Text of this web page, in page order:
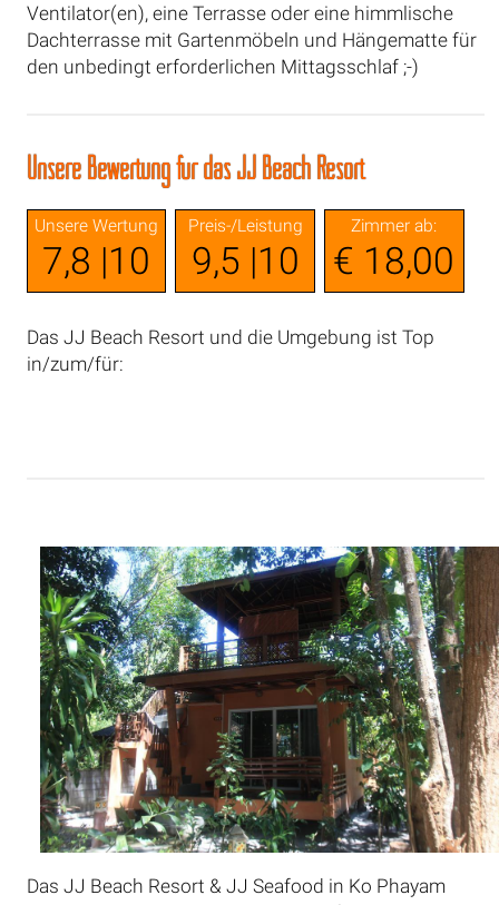
Ventilator(en), eine Terrasse oder eine himmlische
Dachterrasse mit Gartenmöbeln und Hängematte für
den unbedingt erforderlichen Mittagsschlaf ;-)
Unsere Bewertung für das JJ Beach Resort
Unsere Wertung
7,8 |10
Preis-/Leistung
9,5 |10
Zimmer ab:
€ 18,00
Das JJ Beach Resort und die Umgebung ist Top
in/zum/für:
Das JJ Beach Resort & JJ Seafood in Ko Phayam